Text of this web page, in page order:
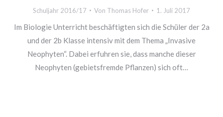
Schuljahr 2016/17 Von Thomas Hofer 1. Juli 2017
Im Biologie Unterricht beschäftigten sich die Schüler der 2a
und der 2b Klasse intensiv mit dem Thema „Invasive
Neophyten“. Dabei erfuhren sie, dass manche dieser
Neophyten (gebietsfremde Pflanzen) sich oft…